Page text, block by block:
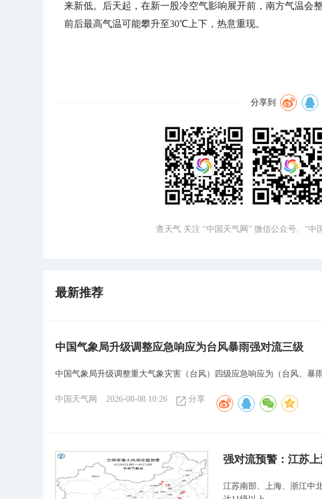
来新低。后天起，在新一股冷空气影响展开前，南方气温会
前后最高气温可能攀升至30℃上下，热意重现。
分享到
查天气 关注 “中国天气网” 微信公众号、“中
最新推荐
中国气象局升级调整应急响应为台风暴雨强对流三级
中国气象局升级调整重大气象灾害（台风）四级应急响应为（台风、暴
中国天气网 2026-08-08 10:26 分享
强对流预警：江苏
江苏南部、上海、浙江中